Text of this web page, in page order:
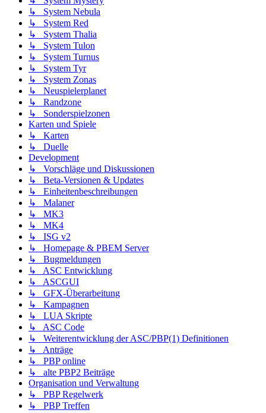
↳ System Nebula
↳ System Red
↳ System Thalia
↳ System Tulon
↳ System Turnus
↳ System Tyr
↳ System Zonas
↳ Neuspielerplanet
↳ Randzone
↳ Sonderspielzonen
Karten und Spiele
↳ Karten
↳ Duelle
Development
↳ Vorschläge und Diskussionen
↳ Beta-Versionen & Updates
↳ Einheitenbeschreibungen
↳ Malaner
↳ MK3
↳ MK4
↳ ISG v2
↳ Homepage & PBEM Server
↳ Bugmeldungen
↳ ASC Entwicklung
↳ ASCGUI
↳ GFX-Überarbeitung
↳ Kampagnen
↳ LUA Skripte
↳ ASC Code
↳ Weiterentwicklung der ASC/PBP(1) Definitionen
↳ Anträge
↳ PBP online
↳ alte PBP2 Beiträge
Organisation und Verwaltung
↳ PBP Regelwerk
↳ PBP Treffen